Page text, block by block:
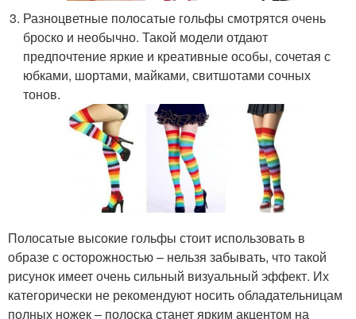
Разноцветные полосатые гольфы смотрятся очень
броско и необычно. Такой модели отдают
предпочтение яркие и креативные особы, сочетая с
юбками, шортами, майками, свитшотами сочных
тонов.
Полосатые высокие гольфы стоит использовать в
образе с осторожностью – нельзя забывать, что такой
рисунок имеет очень сильный визуальный эффект. Их
категорически не рекомендуют носить обладательницам
полных ножек – полоска станет ярким акцентом на